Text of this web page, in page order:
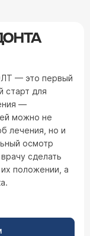
— это первый
старт для
—
можно не
лечения, но и
осмотр
сделать
положении, а